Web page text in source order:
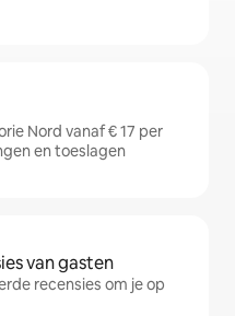
Nord vanaf € 17 per
en toeslagen
van gasten
recensies om je op